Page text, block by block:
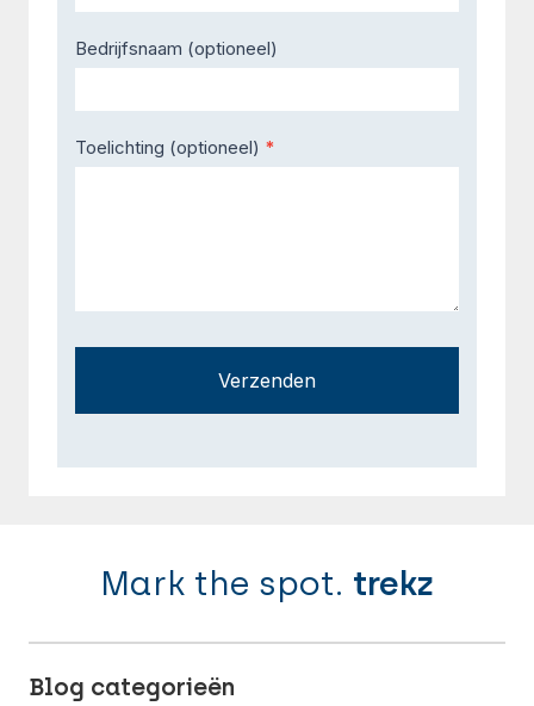
Bedrijfsnaam (optioneel)
Toelichting (optioneel) *
Verzenden
Mark the spot. trekz
Blog categorieën